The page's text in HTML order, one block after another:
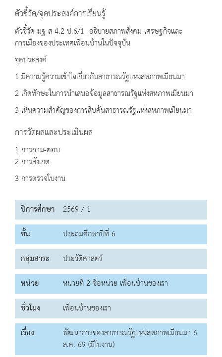
ตัวชี้วัด/จุดประสงค์การเรียนรู้
ตัวชี้วัด มฐ ส 4.2 ป.6/1 อธิบายสภาพสังคม เศรษฐกิจและ
การเมืองของประเทศเพื่อนบ้านในปัจจุบัน
จุดประสงค์
1 มีความรู้ความเข้าใจเกี่ยวกับสาธารณรัฐแห่งสหภาพเมียนมา
2 เกิดทักษะในการนำเสนอข้อมูลสาธารณรัฐแห่งสหภาพเมียนมา
3 เห็นความสำคัญของการสืบค้นสาธารณรัฐแห่งสหภาพเมียนมา
การวัดผลและประเมินผล
1 การถาม-ตอบ
2 การสังเกต
3 การตรวจใบงาน
ปีการศึกษา 2569 / 1
ชั้น
ประถมศึกษาปีที่ 6
กลุ่มสาระ
ประวัติศาสตร์
หน่วย
หน่วยที่ 2 ชื่อหน่วย เพื่อนบ้านของเรา
ชั่วโมง
เพื่อนบ้านของเรา
เรื่อง
พัฒนาการของสาธารณรัฐแห่งสหภาพเมียนมา 6
ส.ค. 69 (มีใบงาน)